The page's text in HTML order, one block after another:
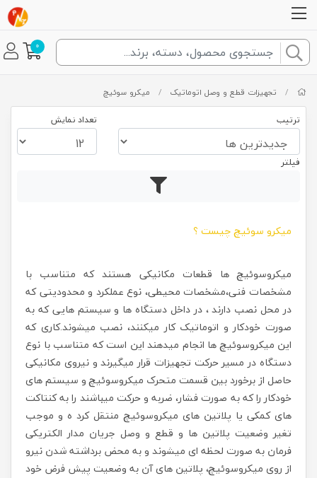
0
/ تجهیزات قطع و وصل اتوماتیک / میکرو سوئیچ
ترتیب تعداد نمایش
فیلتر
میکرو سوئیچ چیست ؟
میکروسوئیچ ها قطعات مکانیکی هستند که متناسب با
مشخصات فنی،مشخصات محیطی، نوع عملکرد و محدودیتی که
در محل نصب دارند ، در داخل دستگاه ها و سیستم هایی که به
صورت خودکار و اتوماتیک کار میکنند، نصب میشوند.کاری که
این میکروسوئیچ ها انجام میدهند این است که متناسب با نوع
دستگاه در مسیر حرکت تجهیزات قرار میگیرند و نیروی مکانیکی
حاصل از برخورد بین قسمت متحرک میکروسوئیچ و سیستم های
خودکار را که به صورت فشار، ضربه و حرکت میباشند را به کنتاکت
های کمکی یا پلاتین های میکروسوئیچ منتقل کرد ه و موجب
تغیر وضعیت پلاتین ها و قطع و وصل جریان مدار الکتریکی
فرمان به صورت لحظه ای میشوند و به محض برداشته شدن نیرو
از روی میکروسوئیچ، پلاتین های آن به وضعیت پیش فرض خود